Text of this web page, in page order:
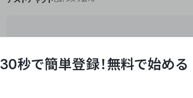
**Yoom株式会社は、ビジネスオートメーション
API・RPA・OCRなどの技術をノーコードで組み
作業やデスクワークを自動化するサービスを提
30秒で簡単登録！無料で始める